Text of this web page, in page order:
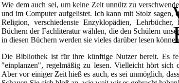
Wie dem auch sei, um keine Zeit unnütz zu
und im Computer aufgelistet. Ich kann mit Stolz sagen,
Religion, verschiedenste Enzyklopädien,
Büchern der Fachliteratur wählen, die den Schülern
in diesen Büchern werden sie vieles darüber lesen
Die Bibliothek ist für ihre künftige Nutzer bereit. Es
"einplanzen", regelmäßig zu lesen. Vielleicht hört
Aber vor einiger Zeit hieß es auch, es sei unmöglich,